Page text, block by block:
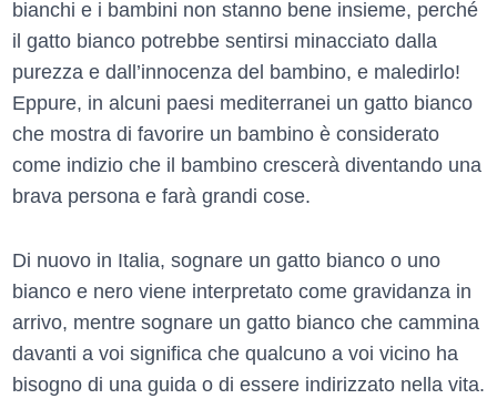
bianchi e i bambini non stanno bene insieme, perché
il gatto bianco potrebbe sentirsi minacciato dalla
purezza e dall’innocenza del bambino, e maledirlo!
Eppure, in alcuni paesi mediterranei un gatto bianco
che mostra di favorire un bambino è considerato
come indizio che il bambino crescerà diventando una
brava persona e farà grandi cose.
Di nuovo in Italia, sognare un gatto bianco o uno
bianco e nero viene interpretato come gravidanza in
arrivo, mentre sognare un gatto bianco che cammina
davanti a voi significa che qualcuno a voi vicino ha
bisogno di una guida o di essere indirizzato nella vita.